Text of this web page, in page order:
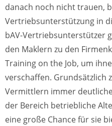
danach noch nicht trauen,
Vertriebsunterstützung in
bAV-Vertriebsunterstützer
den Maklern zu den
Training on the Job, um
verschaffen. Grundsätzlich
Vermittlern immer
der Bereich betriebliche
eine große Chance für sie